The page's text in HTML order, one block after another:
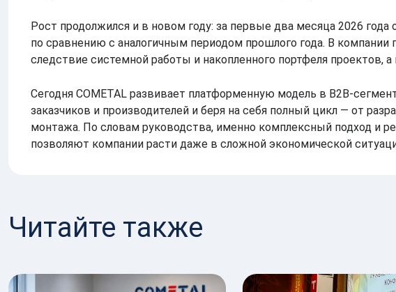
Рост продолжился и в новом году: за первые два месяца 2026 года
по сравнению с аналогичным периодом прошлого года. В компании
следствие системной работы и накопленного портфеля проектов,
Сегодня COMETAL развивает платформенную модель в B2B-
заказчиков и производителей и беря на себя полный цикл — от
монтажа. По словам руководства, именно комплексный подход и
позволяют компании расти даже в сложной экономической
Читайте также